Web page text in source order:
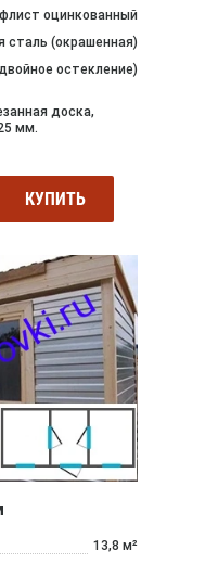
оцинкованный
сталь (окрашенная)
остекление)
доска,
мм.
КУПИТЬ
13,8 м²